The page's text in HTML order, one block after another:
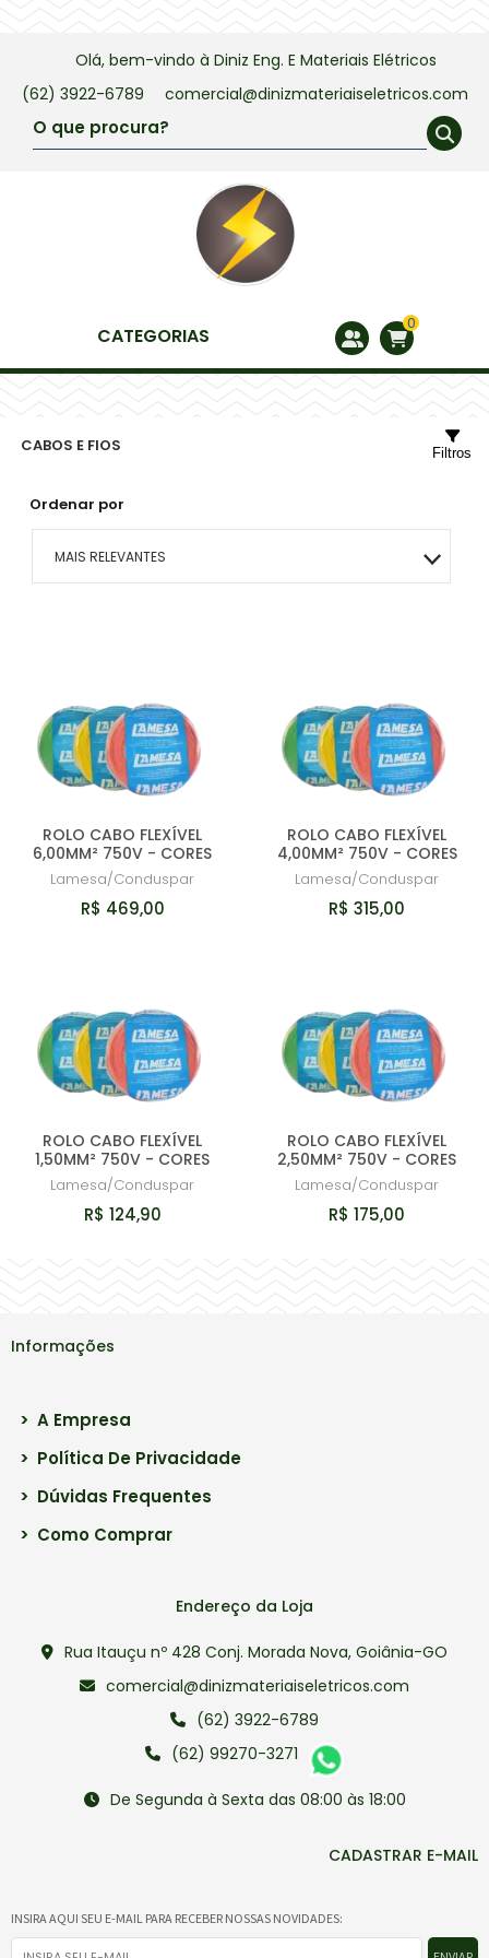
Olá, bem-vindo à Diniz Eng. E Materiais Elétricos
(62) 3922-6789
comercial@dinizmateriaiseletricos.com
CATEGORIAS 0
CABOS E FIOS
Ordenar por
MAIS RELEVANTES
MAIOR PREÇO
A - Z
Filtros
ROLO CABO FLEXÍVEL
6,00MM² 750V - CORES
Lamesa/Conduspar
R$ 469,00
ROLO CABO FLEXÍVEL
4,00MM² 750V - CORES
Lamesa/Conduspar
R$ 315,00
ROLO CABO FLEXÍVEL
1,50MM² 750V - CORES
Lamesa/Conduspar
R$ 124,90
ROLO CABO FLEXÍVEL
2,50MM² 750V - CORES
Lamesa/Conduspar
R$ 175,00
Informações
> A Empresa
> Política De Privacidade
> Dúvidas Frequentes
> Como Comprar
Endereço da Loja
Rua Itauçu nº 428 Conj. Morada Nova, Goiânia-GO
comercial@dinizmateriaiseletricos.com
(62) 3922-6789
(62) 99270-3271
De Segunda à Sexta das 08:00 às 18:00
CADASTRAR E-MAIL
INSIRA AQUI SEU E-MAIL PARA RECEBER NOSSAS NOVIDADES: